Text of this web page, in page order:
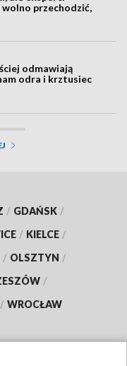
przechodzić,
odmawiają
odra i krztusiec
/ GDAŃSK /
/ KIELCE /
/ OLSZTYN /
/
/ WROCŁAW